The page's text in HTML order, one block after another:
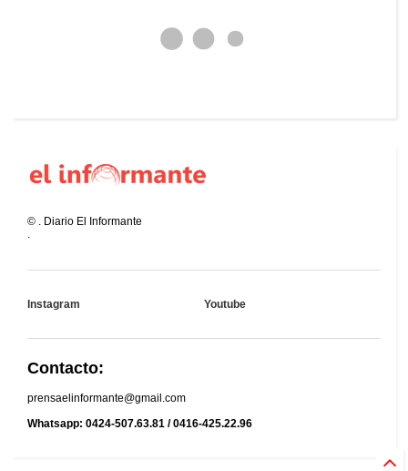
©
Diario El Informante
Instagram Youtube
Contacto:
prensaelinformante@gmail.com
Whatsapp: 0424-507.63.81 / 0416-425.22.96